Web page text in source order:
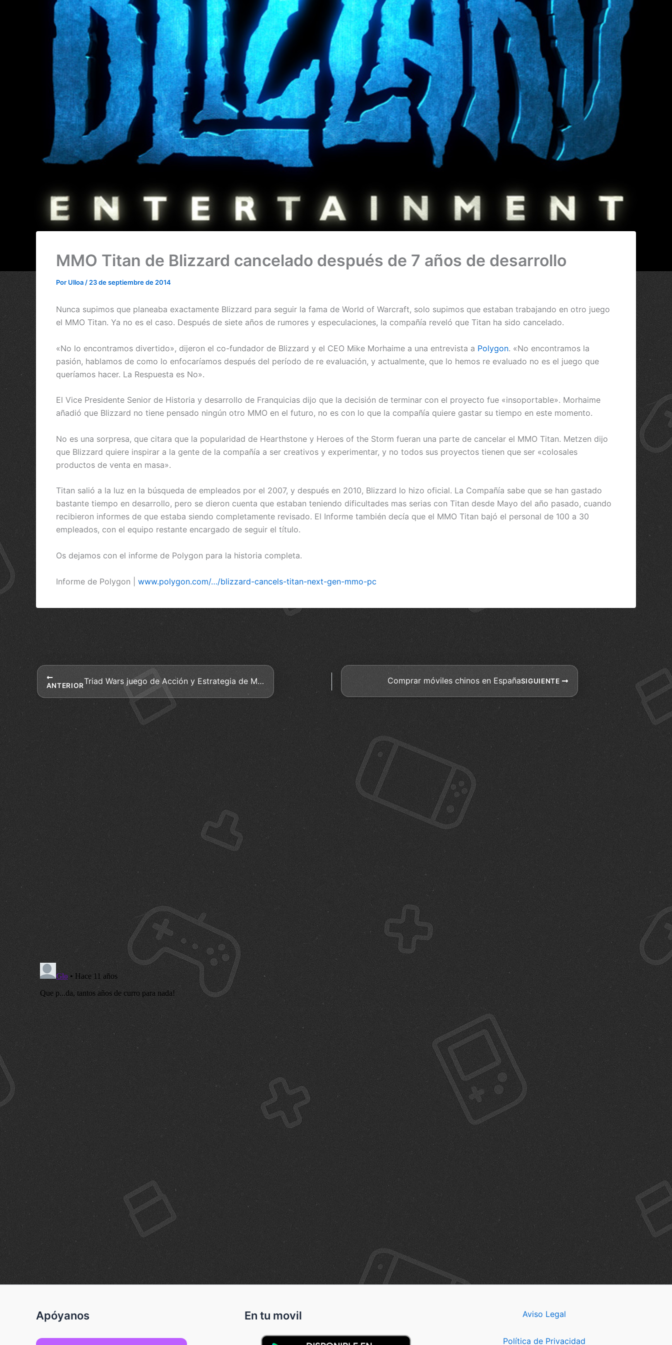
MMO Titan de Blizzard cancelado después de 7 años de desarrollo
Por Ulloa / 23 de septiembre de 2014
Nunca supimos que planeaba exactamente Blizzard para seguir la fama de World of Warcraft, solo supimos que estaban trabajando en otro juego
el MMO Titan. Ya no es el caso. Después de siete años de rumores y especulaciones, la compañía reveló que Titan ha sido cancelado.
«No lo encontramos divertido», dijeron el co-fundador de Blizzard y el CEO Mike Morhaime a una entrevista a Polygon. «No encontramos la
pasión, hablamos de como lo enfocaríamos después del período de re evaluación, y actualmente, que lo hemos re evaluado no es el juego que
queríamos hacer. La Respuesta es No».
El Vice Presidente Senior de Historia y desarrollo de Franquicias dijo que la decisión de terminar con el proyecto fue «insoportable». Morhaime
añadió que Blizzard no tiene pensado ningún otro MMO en el futuro, no es con lo que la compañía quiere gastar su tiempo en este momento.
No es una sorpresa, que citara que la popularidad de Hearthstone y Heroes of the Storm fueran una parte de cancelar el MMO Titan. Metzen dijo
que Blizzard quiere inspirar a la gente de la compañía a ser creativos y experimentar, y no todos sus proyectos tienen que ser «colosales
productos de venta en masa».
Titan salió a la luz en la búsqueda de empleados por el 2007, y después en 2010, Blizzard lo hizo oficial. La Compañía sabe que se han gastado
bastante tiempo en desarrollo, pero se dieron cuenta que estaban teniendo dificultades mas serias con Titan desde Mayo del año pasado, cuando
recibieron informes de que estaba siendo completamente revisado. El Informe también decía que el MMO Titan bajó el personal de 100 a 30
empleados, con el equipo restante encargado de seguir el título.
Os dejamos con el informe de Polygon para la historia completa.
Informe de Polygon | www.polygon.com/…/blizzard-cancels-titan-next-gen-mmo-pc
ANTERIOR Triad Wars juego de Acción y Estrategia de Mundo Abierto SIGUIENTE
Comprar móviles chinos en España
Apóyanos En tu movil Aviso Legal
Política de Privacidad